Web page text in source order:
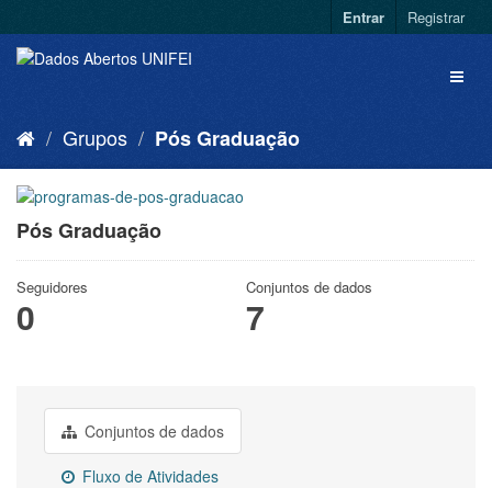
Entrar Registrar
Grupos Pós Graduação
Pós Graduação
Seguidores
0
Conjuntos de dados
7
Conjuntos de dados
Fluxo de Atividades